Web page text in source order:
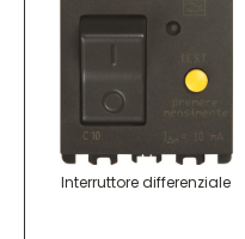
Interruttore differenziale